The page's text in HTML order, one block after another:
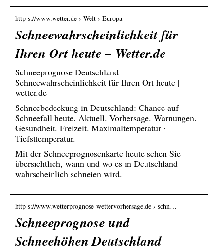
http s://www.wetter.de › Welt › Europa
Schneewahrscheinlichkeit für
Ihren Ort heute – Wetter.de
Schneeprognose Deutschland –
Schneewahrscheinlichkeit für Ihren Ort heute |
wetter.de
Schneebedeckung in Deutschland: Chance auf
Schneefall heute. Aktuell. Vorhersage. Warnungen.
Gesundheit. Freizeit. Maximaltemperatur ·
Tiefsttemperatur.
Mit der Schneeprognosenkarte heute sehen Sie
übersichtlich, wann und wo es in Deutschland
wahrscheinlich schneien wird.
http s://www.wetterprognose-wettervorhersage.de › schn…
Schneeprognose und
Schneehöhen Deutschland